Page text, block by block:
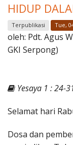
Klasis dan Jemaat
Berita Kegiatan
Materi
HIDUP
Terpublikasi Tue,
oleh: Pdt. Agus
GKI Serpong)
Yesaya 1 : 24-
Selamat hari
Dosa dan